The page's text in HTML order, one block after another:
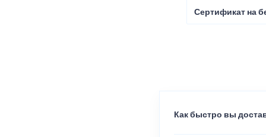
Сертификат на
Как быстро вы